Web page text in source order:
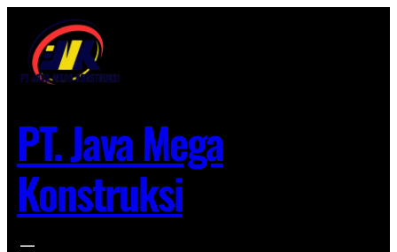
konten
PT. Java Mega
Konstruksi